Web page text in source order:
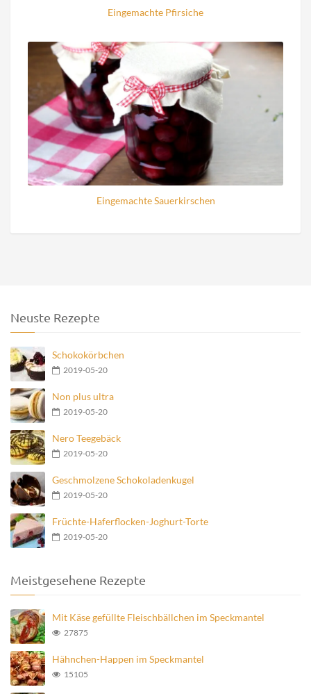
Eingemachte Pfirsiche
Eingemachte Sauerkirschen
Neuste Rezepte
Schokokörbchen
2019-05-20
Non plus ultra
2019-05-20
Nero Teegebäck
2019-05-20
Geschmolzene Schokoladenkugel
2019-05-20
Früchte-Haferflocken-Joghurt-Torte
2019-05-20
Meistgesehene Rezepte
Mit Käse gefüllte Fleischbällchen im Speckmantel
27875
Hähnchen-Happen im Speckmantel
15105